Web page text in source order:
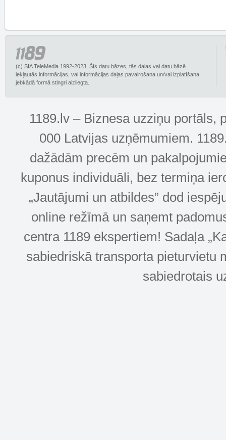
(c) SIA TeleMedia 1992-2023. Šīs datu bāzes, tās daļas vai datu bāzē
iekļautās informācijas, vai informācijas daļas pavairošana un/vai izplatīšana
jebkādā formā stingri aizliegta.
1189.lv – Biznesa uzziņu portāls,
000 Latvijas uzņēmumiem.
dažādām precēm un
kuponus individuāli, bez termiņa
„Jautājumi un atbildes” dod
online režīmā un saņemt
centra 1189 ekspertiem! Sadaļa
sabiedriskā transporta pieturvietu
sabiedrotais